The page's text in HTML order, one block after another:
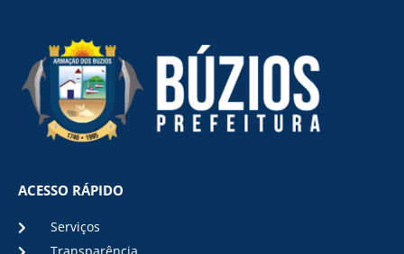
ACESSO RÁPIDO
Serviços